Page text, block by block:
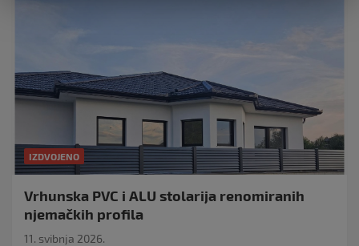
IZDVOJENO
Vrhunska PVC i ALU stolarija renomiranih
njemačkih profila
11. svibnja 2026.